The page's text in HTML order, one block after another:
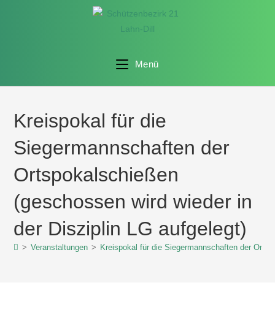
Menü
Kreispokal für die
Siegermannschaften der
Ortspokalschießen
(geschossen wird wieder in
der Disziplin LG aufgelegt)
> Veranstaltungen > Kreispokal für die Siegermannschaften der